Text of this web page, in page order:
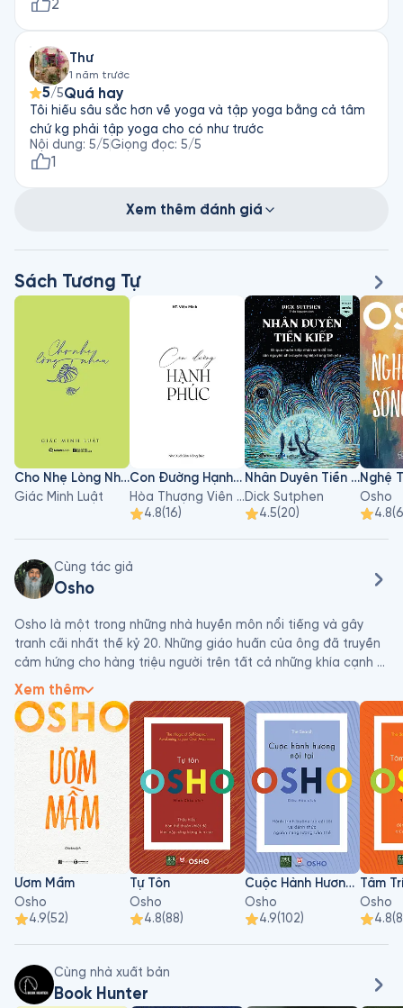
2
Thư
1 năm trước
5/5Quá hay
Tôi hiếu sâu sắc hơn về yoga và tập yoga bằng cả tâm
chứ kg phải tập yoga cho có như trước
Nội dung: 5/5Giọng đọc: 5/5
1
Xem thêm đánh giá
Sách Tương Tự
Cho Nhẹ Lòng Nhau
Giác Minh Luật
Con Đường Hạnh Phúc
Hòa Thượng Viên Minh
4.8(16)
Nhân Duyên Tiền Kiếp
Dick Sutphen
4.5(20)
Osho
4.8(
Cùng tác giả
Osho
Osho là một trong những nhà huyền môn nổi tiếng và gây
tranh cãi nhất thế kỷ 20. Những giáo huấn của ông đã truyền
cảm hứng cho hàng triệu người trên tất cả những khía cạnh
của cuộc sống, từ sự tìm kiếm hạnh phúc cá nhân cho đến
những vấn đề chính trị, xã hội cấp thiết và những mối quan
tâm về tinh thần của thời đại chúng ta. Với trí tuệ, sự hài hước
cùng nghệ thuật kể chuyện bậc thầy của mình, ông đã dẫn
dắt thính giả thấu hiểu những khái niệm triết học phức tạp
một cách rõ ràng và thông suốt.
Xem thêm
Ươm Mầm
Osho
4.9(52)
Tự Tôn
Osho
4.8(88)
Cuộc Hành Hương Nội Tại
Osho
4.9(102)
Tâm
Osho
4.8(
Cùng nhà xuất bản
Book Hunter